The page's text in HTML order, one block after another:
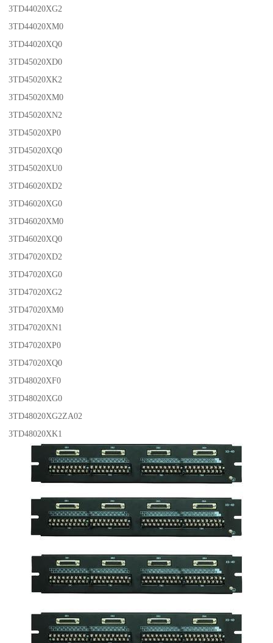
3TD44020XG2
3TD44020XM0
3TD44020XQ0
3TD45020XD0
3TD45020XK2
3TD45020XM0
3TD45020XN2
3TD45020XP0
3TD45020XQ0
3TD45020XU0
3TD46020XD2
3TD46020XG0
3TD46020XM0
3TD46020XQ0
3TD47020XD2
3TD47020XG0
3TD47020XG2
3TD47020XM0
3TD47020XN1
3TD47020XP0
3TD47020XQ0
3TD48020XF0
3TD48020XG0
3TD48020XG2ZA02
3TD48020XK1